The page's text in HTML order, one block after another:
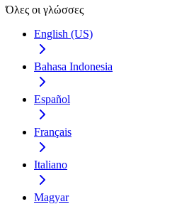
Όλες οι γλώσσες
English (US)
Bahasa Indonesia
Español
Français
Italiano
Magyar